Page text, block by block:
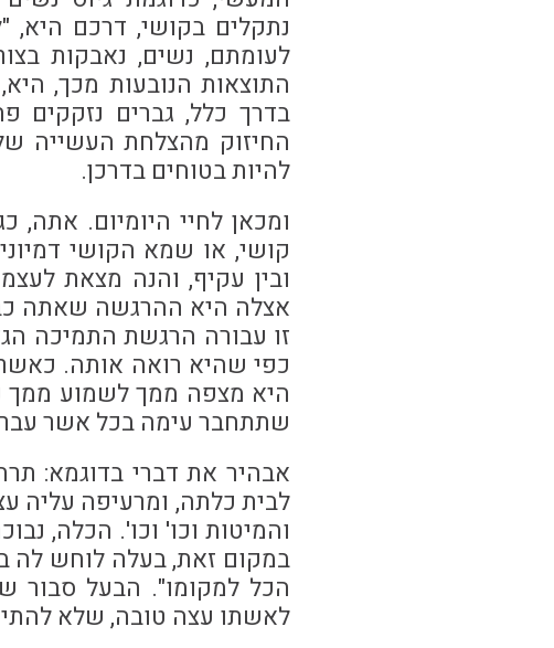
נתקלים בקושי, דרכם היא,
לעומתם, נשים, נאבקות
התוצאות הנובעות מכך,
בדרך כלל, גברים נזקקים
החיזוק מהצלחת העשייה
להיות בטוחים בדרכן.
ומכאן לחיי היומיום. אתה,
קושי, או שמא הקושי
ובין עקיף, והנה מצאת
אצלה היא ההרגשה שאתה
זו עבורה הרגשת התמיכה
כפי שהיא רואה אותה.
היא מצפה ממך לשמוע ממך
שתתחבר עימה בכל אשר עבר
אבהיר את דברי בדוגמא:
לבית כלתה, ומרעיפה עליה
והמיטות וכו' וכו'. הכלה,
במקום זאת, בעלה לוחש לה
הכל למקומו". הבעל סבור
לאשתו עצה טובה, שלא